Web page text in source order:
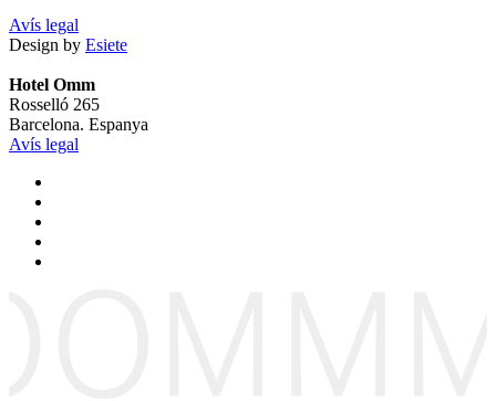
Avís legal
Design by Esiete
Hotel Omm
Rosselló 265
Barcelona. Espanya
Avís legal